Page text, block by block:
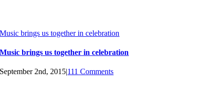
Music brings us together in celebration
Music brings us together in celebration
September 2nd, 2015|111 Comments